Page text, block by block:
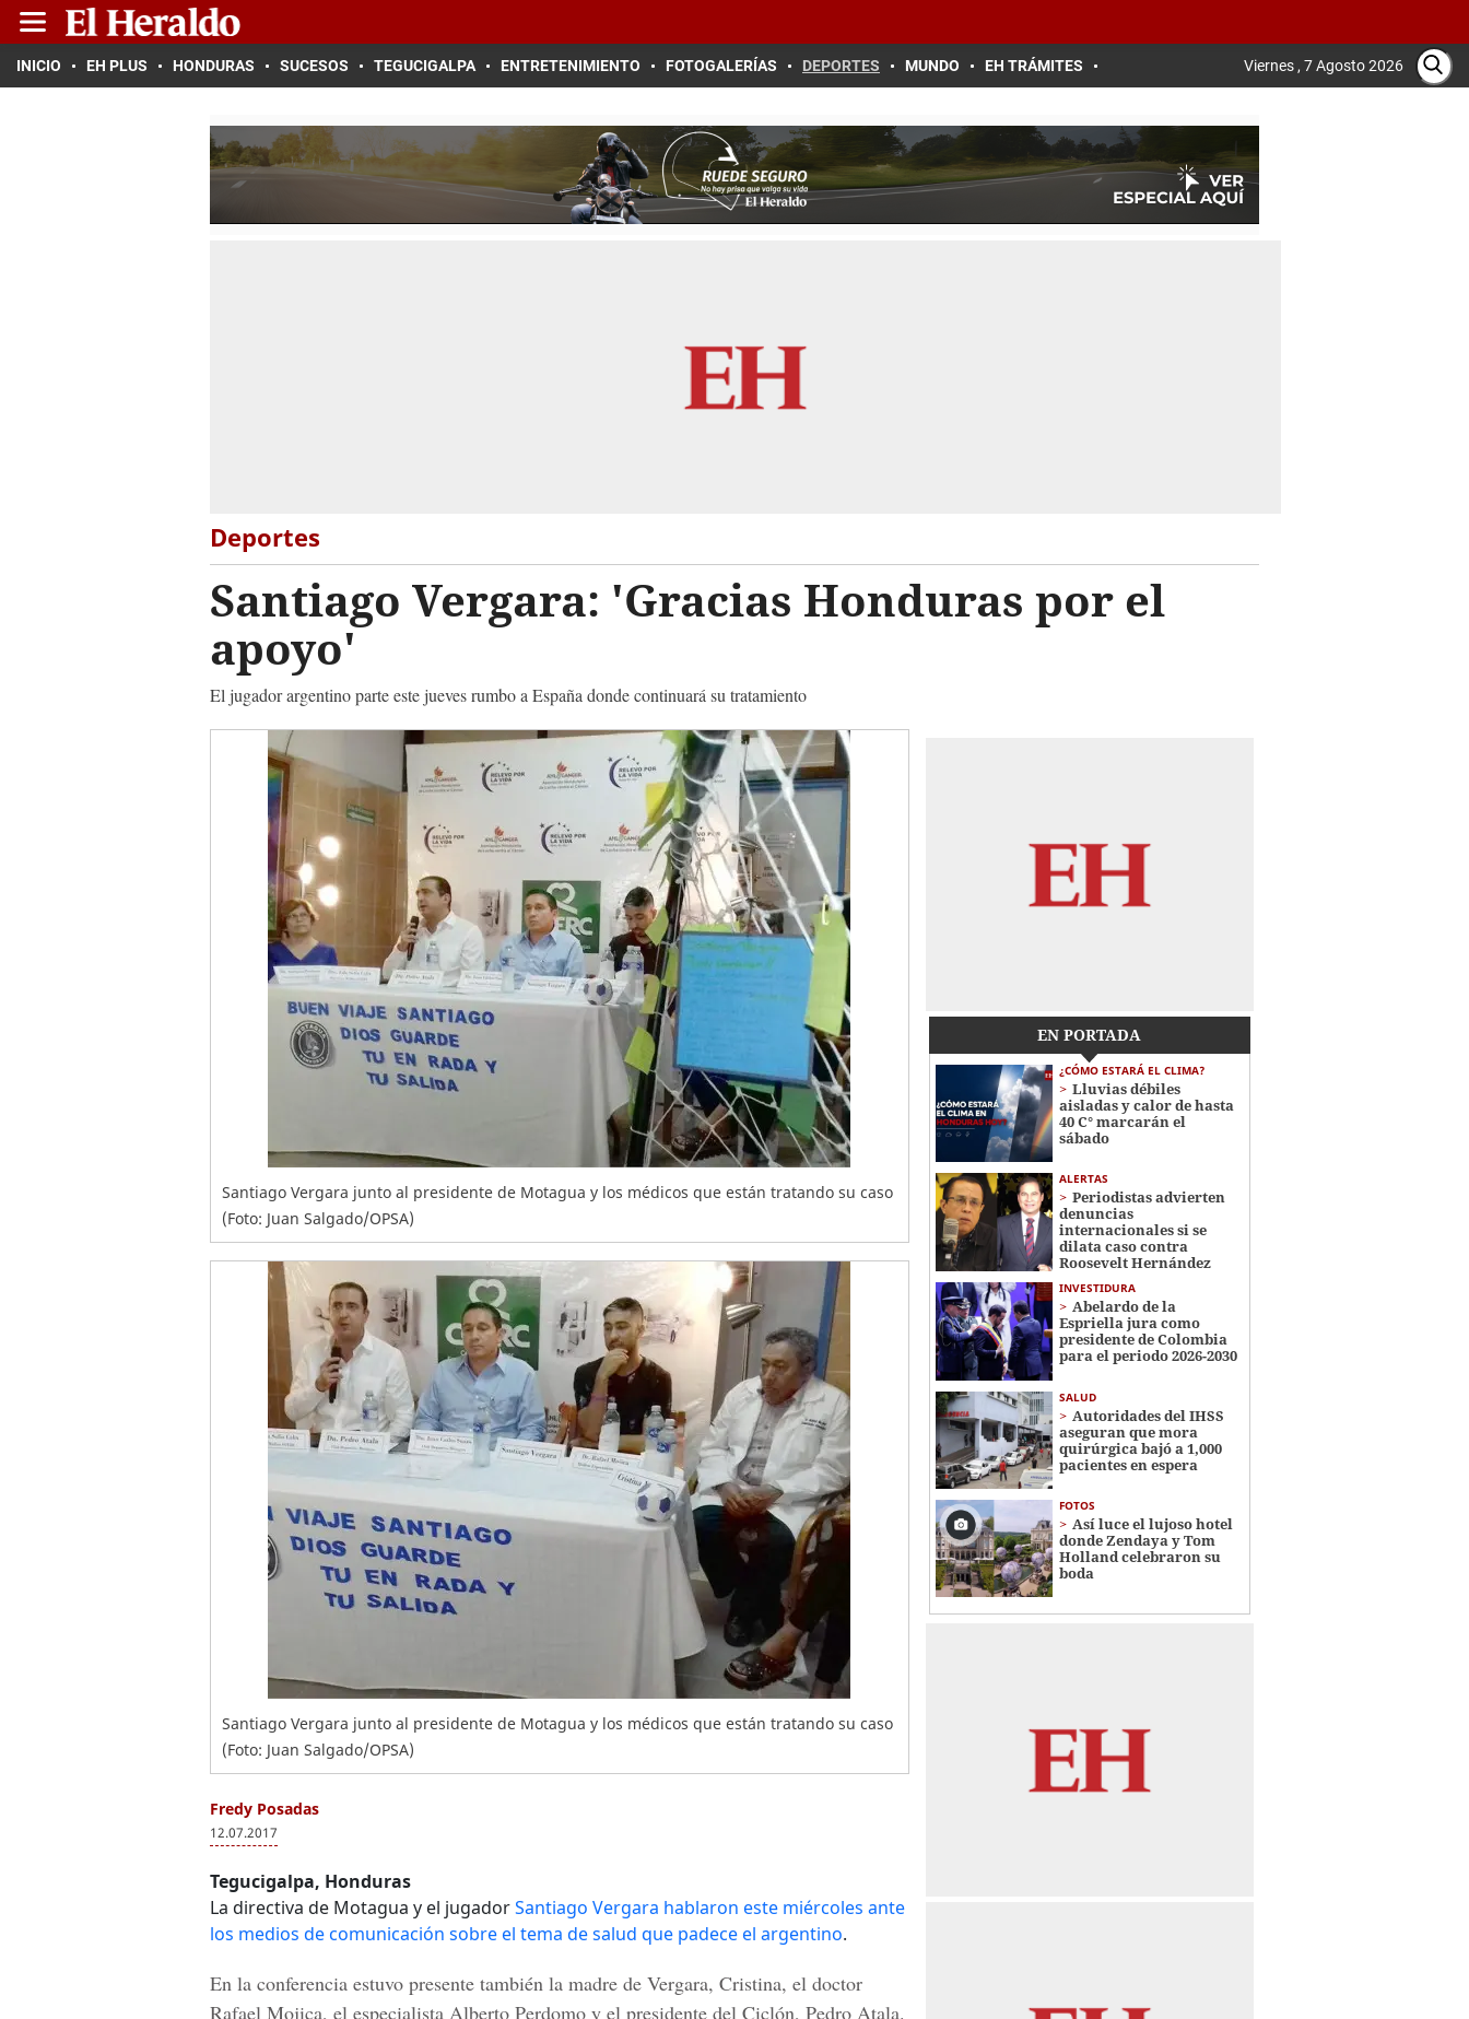
INICIO EH PLUS HONDURAS SUCESOS TEGUCIGALPA ENTRETENIMIENTO FOTOGALERÍAS DEPORTES MUNDO EH TRÁMITES Viernes , 7 Agosto 2026
Deportes
Santiago Vergara: 'Gracias Honduras por el
apoyo'
El jugador argentino parte este jueves rumbo a España donde continuará su tratamiento
Santiago Vergara junto al presidente de Motagua y los médicos que están tratando su caso
(Foto: Juan Salgado/OPSA)
Santiago Vergara junto al presidente de Motagua y los médicos que están tratando su caso
(Foto: Juan Salgado/OPSA)
Fredy Posadas
12.07.2017
Tegucigalpa, Honduras
La directiva de Motagua y el jugadorSantiago Vergara hablaron este miércoles ante
los medios de comunicación sobre el tema de salud que padece el argentino.
En la conferencia estuvo presente también la madre de Vergara, Cristina, el doctor
Rafael Mojica, el especialista Alberto Perdomo y el presidente del Ciclón, Pedro Atala.
EN PORTADA
¿CÓMO ESTARÁ EL CLIMA?
Lluvias débiles
aisladas y calor de hasta
40 C° marcarán el
sábado
ALERTAS
Periodistas advierten
denuncias
internacionales si se
dilata caso contra
Roosevelt Hernández
INVESTIDURA
Abelardo de la
Espriella jura como
presidente de Colombia
para el periodo 2026-2030
SALUD
Autoridades del IHSS
aseguran que mora
quirúrgica bajó a 1,000
pacientes en espera
FOTOS
Así luce el lujoso hotel
donde Zendaya y Tom
Holland celebraron su
boda